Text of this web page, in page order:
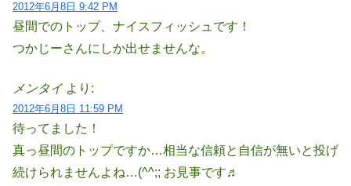
2012年6月8日 9:42 PM
昼間でのトップ、ナイスフィッシュです！
つかじーさんにしか出せませんな。
メンタイ より:
2012年6月8日 11:59 PM
待ってました！
真っ昼間のトップですか…相当な信頼と自信が無いと投げ
続けられませんよね…(^^;; お見事です♬